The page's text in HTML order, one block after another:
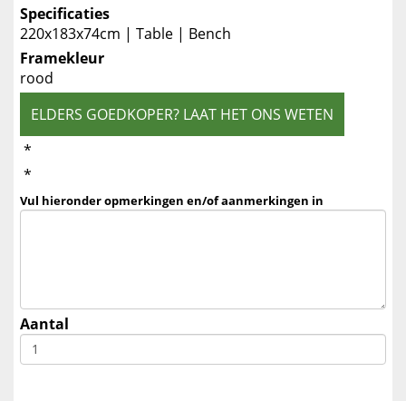
Specificaties
220x183x74cm | Table | Bench
Framekleur
rood
ELDERS GOEDKOPER? LAAT HET ONS WETEN
*
*
Vul hieronder opmerkingen en/of aanmerkingen in
Aantal